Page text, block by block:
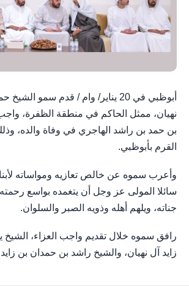
أبوظبي في 20 يناير/ وام / قدم سمو
نهيان، ممثل الحاكم في منطقة الظفرة،
بن حمد بن راشد الهاجري في وفاة والده،
القرم بأبوظبي.
وأعرب سموه عن خالص تعازيه ومواساته
سائلا المولى عز وجل أن يتغمده بواسع
جناته، ويلهم أهله وذويه الصبر والسلوان.
رافق سموه خلال تقديم واجب العزاء،
زايد آل نهيان، والشيخ راشد بن حمدان بن